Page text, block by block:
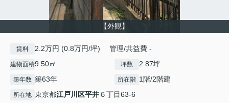
【外観】
賃料 2.2万円 (0.8万円/坪) 管理/共益費 -
建物面積9.50㎡ 坪数 2.87坪
築年数 築63年 所在階 1階/2階建
所在地 東京都江戸川区平井６丁目63-6